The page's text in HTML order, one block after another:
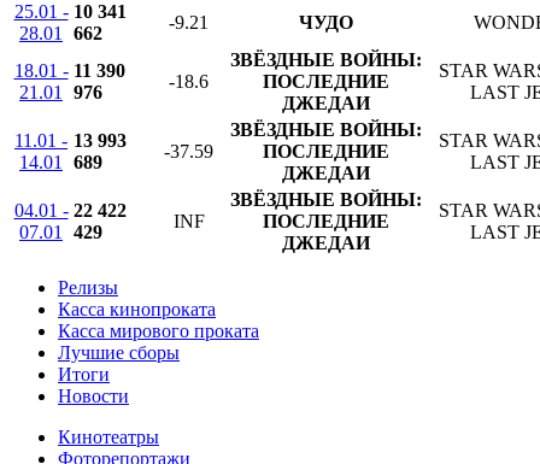
25.01 -
28.01
10 341
662
-9.21 ЧУДО
18.01 -
21.01
11 390
976
-18.6
ЗВЁЗДНЫЕ ВОЙНЫ:
ПОСЛЕДНИЕ
ДЖЕДАИ
STAR
LAST
11.01 -
14.01
13 993
689
-37.59
ЗВЁЗДНЫЕ ВОЙНЫ:
ПОСЛЕДНИЕ
ДЖЕДАИ
STAR
LAST
04.01 -
07.01
22 422
429
INF
ЗВЁЗДНЫЕ ВОЙНЫ:
ПОСЛЕДНИЕ
ДЖЕДАИ
STAR
LAST
Релизы
Касса кинопроката
Касса мирового проката
Лучшие сборы
Итоги
Новости
Кинотеатры
Фоторепортажи